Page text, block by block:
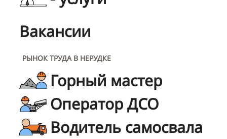
Вакансии
РЫНОК ТРУДА В НЕРУДКЕ
Горный мастер
Оператор ДСО
Водитель самосвала